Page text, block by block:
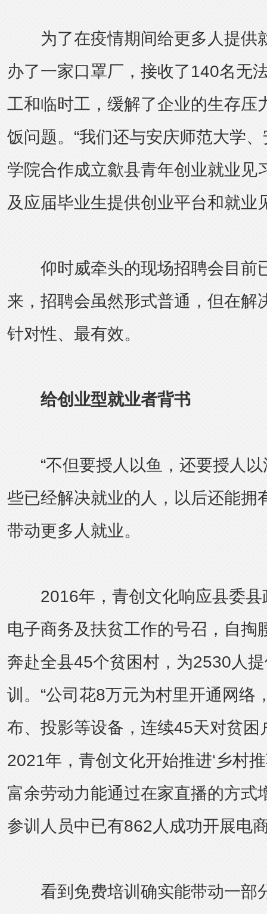
为了在疫情期间给更多人提供
办了一家口罩厂，接收了140名无
工和临时工，缓解了企业的生存压
饭问题。“我们还与安庆师范大学
学院合作成立歙县青年创业就业见
及应届毕业生提供创业平台和就业
仰时威牵头的现场招聘会目前
来，招聘会虽然形式普通，但在解
针对性、最有效。
给创业型就业者背书
“不但要授人以鱼，还要授人以
些已经解决就业的人，以后还能拥
带动更多人就业。
2016年，青创文化响应县委县
电子商务及扶贫工作的号召，自掏
奔赴全县45个贫困村，为2530人
训。“公司花8万元为村里开通网络
布、投影等设备，连续45天对贫困
2021年，青创文化开始推进‘乡村
富余劳动力能通过在家直播的方式
参训人员中已有862人成功开展电
看到免费培训确实能带动一部